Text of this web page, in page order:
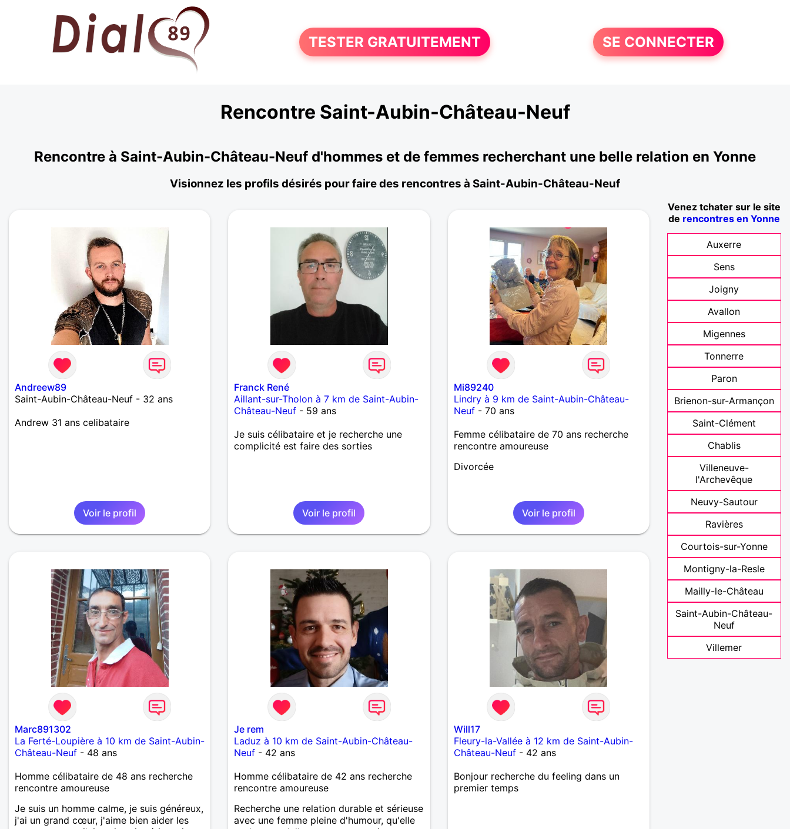
TESTER GRATUITEMENT SE CONNECTER
Rencontre Saint-Aubin-Château-Neuf
Rencontre à Saint-Aubin-Château-Neuf d'hommes et de femmes recherchant une belle relation en Yonne
Visionnez les profils désirés pour faire des rencontres à Saint-Aubin-Château-Neuf
Andreew89
Saint-Aubin-Château-Neuf - 32 ans
Andrew 31 ans celibataire
Voir le profil
Franck René
Aillant-sur-Tholon à 7 km de Saint-Aubin-
Château-Neuf - 59 ans
Je suis célibataire et je recherche une
complicité est faire des sorties
Voir le profil
Mi89240
Lindry à 9 km de Saint-Aubin-Château-
Neuf- 70 ans
Femme célibataire de 70 ans recherche
rencontre amoureuse
Divorcée
Voir le profil
Marc891302
La Ferté-Loupière à 10 km de Saint-Aubin-
Château-Neuf - 48 ans
Homme célibataire de 48 ans recherche
rencontre amoureuse
Je suis un homme calme, je suis généreux,
j'ai un grand cœur, j'aime bien aider les
Je rem
Laduz à 10 km de Saint-Aubin-Château-
Neuf - 42 ans
Homme célibataire de 42 ans recherche
rencontre amoureuse
Recherche une relation durable et sérieuse
avec une femme pleine d'humour, qu'elle
Will17
Fleury-la-Vallée à 12 km de Saint-Aubin-
Château-Neuf- 42 ans
Bonjour recherche du feeling dans un
premier temps
Venez tchater sur le site
de rencontres en Yonne
Auxerre
Sens
Joigny
Avallon
Migennes
Tonnerre
Paron
Brienon-sur-Armançon
Saint-Clément
Chablis
Villeneuve-
l'Archevêque
Neuvy-Sautour
Ravières
Courtois-sur-Yonne
Montigny-la-Resle
Mailly-le-Château
Saint-Aubin-Château-
Neuf
Villemer